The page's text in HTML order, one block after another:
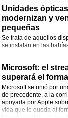
Unidades
modernizan y
pequeñas
Se trata de aquellos
se instalan en las
Microsoft: el
superará el
Microsoft se unió por
de precedente, a la
apoyada por Apple
vida que le queda al